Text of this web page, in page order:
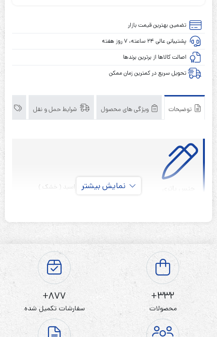
تضمین بهترین قیمت بازار
پشتیبانی عالی ۲۴ ساعته، ۷ روز هفته
اصالت کالاها از برترین برندها
تحویل سریع در کمترین زمان ممکن
توضیحات ویژگی های محصول شرایط حمل و نقل
جنس باتری سیلد لید اسید ( خشک )
ظرفیت باتری 1.2 آمپر ساعت
ابعاد 33*22*91 میلی متر
نوع ترمینال سر لحیم
گارانتی
باتری خشک 4 ولت آمپر ساعت Zeta
نمایش بیشتر
332+
محصولات
877+
سفارشات تکمیل شده